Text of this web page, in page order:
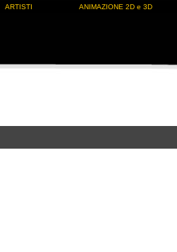
ARTISTI ANIMAZIONE 2D e 3D